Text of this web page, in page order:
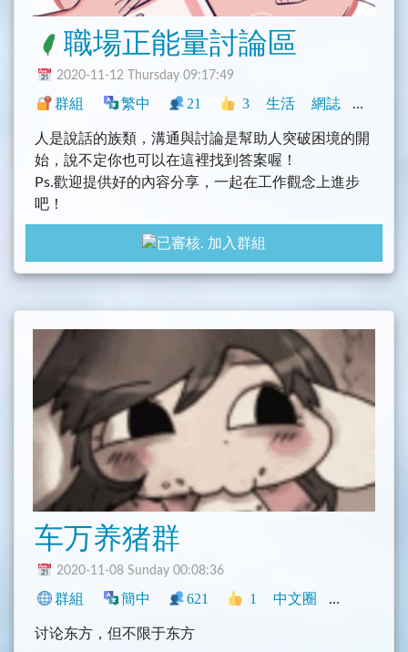
職場正能量討論區
2020-11-12 Thursday 09:17:49
群組 繁中 21 3 生活 網誌 臺灣
人是說話的族類，溝通與討論是幫助人突破困境的開
始，說不定你也可以在這裡找到答案喔！
Ps.歡迎提供好的內容分享，一起在工作觀念上進步
吧！
加入群組
车万养猪群
2020-11-08 Sunday 00:08:36
群組 簡中 621 1 中文圈 NSFW
讨论东方，但不限于东方